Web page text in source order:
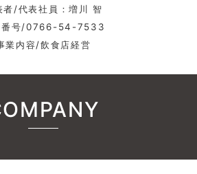
者/代表社員：増川 智
番号/0766-54-7533
業内容/飲食店経営